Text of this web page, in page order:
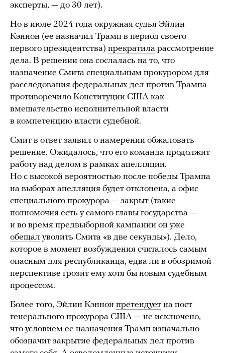
эксперты, — до 30 лет).
Но в июле 2024 года окружная судья Эйлин
Кэннон (ее назначил Трамп в период своего
первого президентства) прекратила рассмотрение
дела. В решении она сослалась на то, что
назначение Смита специальным прокурором для
расследования федеральных дел против Трампа
противоречило Конституции США как
вмешательство исполнительной власти
в компетенцию власти судебной.
Смит в ответ заявил о намерении обжаловать
решение. Ожидалось, что его команда продолжит
работу над делом в рамках апелляции.
Но с высокой вероятностью после победы Трампа
на выборах апелляция будет отклонена, а офис
специального прокурора — закрыт (такие
полномочия есть у самого главы государства —
и во время предвыборной кампании он уже
обещал уволить Смита «в две секунды»). Дело,
которое в момент возбуждения считалось самым
опасным для республиканца, едва ли в обозримой
перспективе грозит ему хотя бы новым судебным
процессом.
Более того, Эйлин Кэннон претендует на пост
генерального прокурора США — не исключено,
что условием ее назначения Трамп изначально
обозначит закрытие федеральных дел против